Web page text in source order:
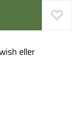
eller